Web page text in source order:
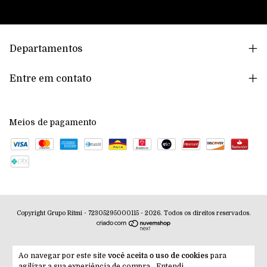
Ao navegar por este site você aceita o uso de cookies para
Departamentos
Entre em contato
Meios de pagamento
Copyright Grupo Ritmi - 72305295000115 - 2026. Todos os direitos reservados.